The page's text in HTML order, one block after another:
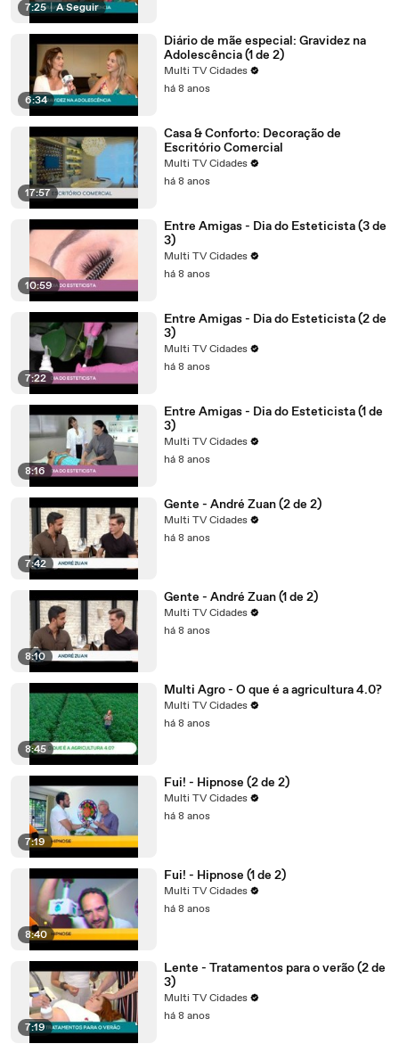
7:25 | A Seguir
6:34
Diário de mãe especial: Gravidez na
Adolescência (1 de 2)
Multi TV Cidades
há 8 anos
17:57
Casa & Conforto: Decoração de
Escritório Comercial
Multi TV Cidades
há 8 anos
10:59
Entre Amigas - Dia do Esteticista (3 de
3)
Multi TV Cidades
há 8 anos
7:22
Entre Amigas - Dia do Esteticista (2 de
3)
Multi TV Cidades
há 8 anos
8:16
Entre Amigas - Dia do Esteticista (1 de
3)
Multi TV Cidades
há 8 anos
7:42
Gente - André Zuan (2 de 2)
Multi TV Cidades
há 8 anos
8:10
Gente - André Zuan (1 de 2)
Multi TV Cidades
há 8 anos
8:45
Multi Agro - O que é a agricultura 4.0?
Multi TV Cidades
há 8 anos
7:19
Fui! - Hipnose (2 de 2)
Multi TV Cidades
há 8 anos
8:40
Fui! - Hipnose (1 de 2)
Multi TV Cidades
há 8 anos
7:19
Lente - Tratamentos para o verão (2 de
3)
Multi TV Cidades
há 8 anos